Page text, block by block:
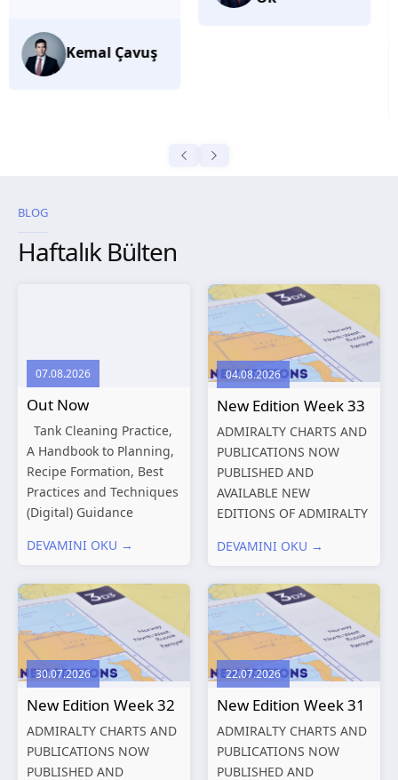
BLOG
Haftalık Bülten
07.08.2026
Out Now
Tank Cleaning Practice,
A Handbook to Planning,
Recipe Formation, Best
Practices and Techniques
(Digital) Guidance
Structures – Consolidated
Shipping and the
Environment – A Guide to
Environmental
Compliance...
DEVAMINI OKU →
04.08.2026
New Edition Week 33
ADMIRALTY CHARTS AND
PUBLICATIONS NOW
PUBLISHED AND
AVAILABLE NEW
EDITIONS OF ADMIRALTY
PUBLICATIONS New
Charts published 13
August 2026 Chart
Title, limits
and other remarks
319
International chart
DEVAMINI OKU →
30.07.2026
New Edition Week 32
ADMIRALTY CHARTS AND
PUBLICATIONS NOW
PUBLISHED AND
22.07.2026
New Edition Week 31
ADMIRALTY CHARTS AND
PUBLICATIONS NOW
PUBLISHED AND